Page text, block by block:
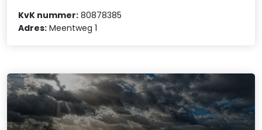
KvK nummer: 80878385
Adres: Meentweg 1